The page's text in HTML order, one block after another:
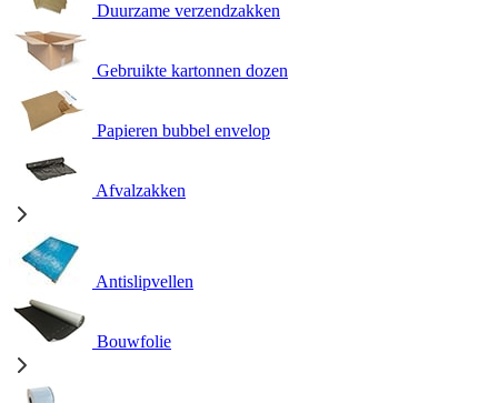
Duurzame verzendzakken
Gebruikte kartonnen dozen
Papieren bubbel envelop
Afvalzakken
Antislipvellen
Bouwfolie